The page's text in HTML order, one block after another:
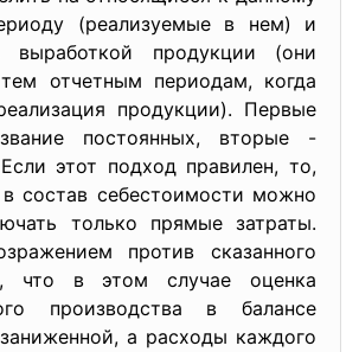
(реализуемые в нем) и
выработкой продукции (они
отчетным периодам, когда
продукции). Первые
постоянных, вторые -
этот подход правилен, то,
в состав себестоимости можно
только прямые затраты.
против сказанного
что в этом случае оценка
производства в балансе
а расходы каждого